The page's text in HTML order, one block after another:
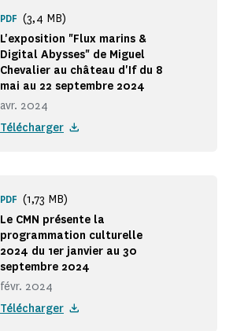
L'exposition "Flux marins &
Digital Abysses" de Miguel
Chevalier au château d'If du 8
mai au 22 septembre 2024
avr. 2024
PDF (3,4 MB)
Télécharger
Le CMN présente la
programmation culturelle
2024 du 1er janvier au 30
septembre 2024
févr. 2024
PDF (1,73 MB)
Télécharger